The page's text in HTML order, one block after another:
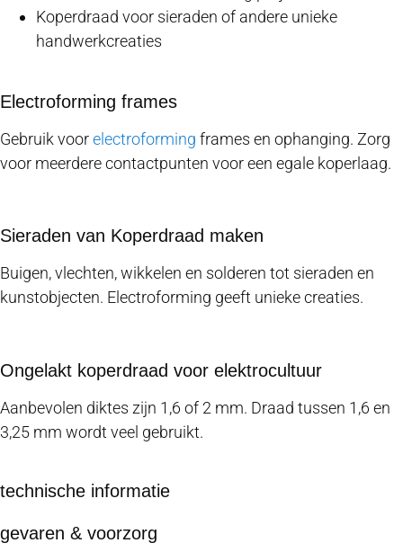
Koperdraad voor sieraden of andere unieke
handwerkcreaties
Electroforming frames
Gebruik voorelectroforming frames en ophanging. Zorg
voor meerdere contactpunten voor een egale koperlaag.
Sieraden van Koperdraad maken
Buigen, vlechten, wikkelen en solderen tot sieraden en
kunstobjecten. Electroforming geeft unieke creaties.
Ongelakt koperdraad voor elektrocultuur
Aanbevolen diktes zijn 1,6 of 2 mm. Draad tussen 1,6 en
3,25 mm wordt veel gebruikt.
technische informatie
gevaren & voorzorg